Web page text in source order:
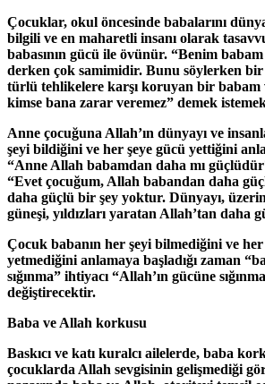
Çocuklar, okul öncesinde babalarını
bilgili ve en maharetli insanı olarak
babasının gücü ile övünür. “Benim
derken çok samimidir. Bunu söylerken
türlü tehlikelere karşı koruyan bir babam
kimse bana zarar veremez” demek
Anne çocuğuna Allah’ın dünyayı ve
şeyi bildiğini ve her şeye gücü yettiğini
“Anne Allah babamdan daha mı
“Evet çocuğum, Allah babandan daha
daha güçlü bir şey yoktur. Dünyayı,
güneşi, yıldızları yaratan Allah’tan daha
Çocuk babanın her şeyi bilmediğini ve her
yetmediğini anlamaya başladığı zaman
sığınma” ihtiyacı “Allah’ın gücüne
değiştirecektir.
Baba ve Allah korkusu
Baskıcı ve katı kuralcı ailelerde, baba
çocuklarda Allah sevgisinin gelişmediği